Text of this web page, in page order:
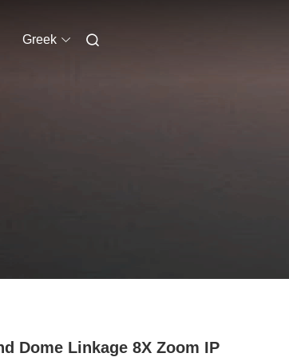
Greek
Dome Linkage 8X Zoom IP